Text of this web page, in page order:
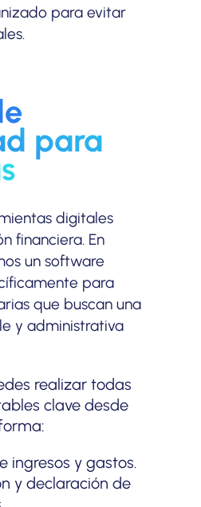
para evitar
para
digitales
financiera. En
un software
para
que buscan una
y administrativa
realizar todas
clave desde
ingresos y gastos.
y declaración de